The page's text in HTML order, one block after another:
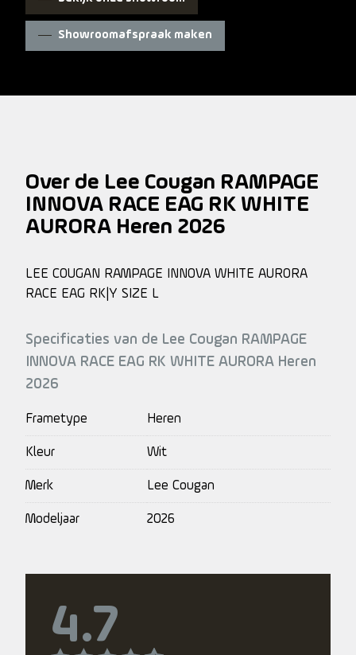
Showroomafspraak maken
Over de Lee Cougan RAMPAGE
INNOVA RACE EAG RK WHITE
AURORA Heren 2026
LEE COUGAN RAMPAGE INNOVA WHITE AURORA
RACE EAG RK|Y SIZE L
Specificaties van de Lee Cougan RAMPAGE
INNOVA RACE EAG RK WHITE AURORA Heren
2026
Frametype Heren
Kleur Wit
Merk Lee Cougan
Modeljaar 2026
4.7